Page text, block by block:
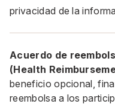
privacidad de la
Acuerdo de
(Health
beneficio opcional,
reembolsa a los